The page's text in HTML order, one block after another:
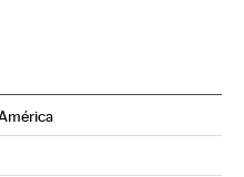
Twitter
en Instagram
Brasil en Facebook